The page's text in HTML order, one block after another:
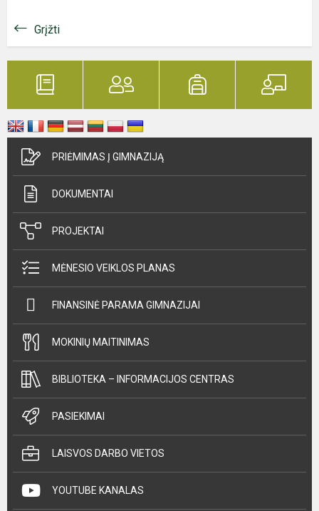
Grįžti
PRIĖMIMAS Į GIMNAZIJĄ
DOKUMENTAI
PROJEKTAI
MĖNESIO VEIKLOS PLANAS
FINANSINĖ PARAMA GIMNAZIJAI
MOKINIŲ MAITINIMAS
BIBLIOTEKA – INFORMACIJOS CENTRAS
PASIEKIMAI
LAISVOS DARBO VIETOS
YOUTUBE KANALAS